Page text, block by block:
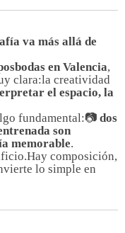
va más allá de
en Valencia,
clara:la creatividad
el espacio, la
fundamental:📷 dos
son
memorable.
composición,
lo simple en